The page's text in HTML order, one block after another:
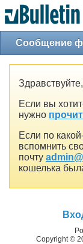
Сообщение
Если вы
нужно
Если по
вспомнить
почту
кошелька
Copyright ©